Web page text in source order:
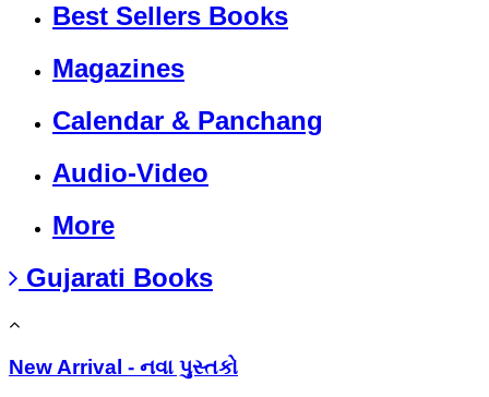
Best Sellers Books
Magazines
Calendar & Panchang
Audio-Video
More
Gujarati Books
New Arrival - નવા પુસ્તકો